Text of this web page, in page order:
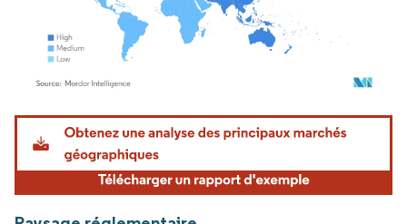
Image © Mordor Intelligence. La réutilisation nécessite une attribution sous CC BY